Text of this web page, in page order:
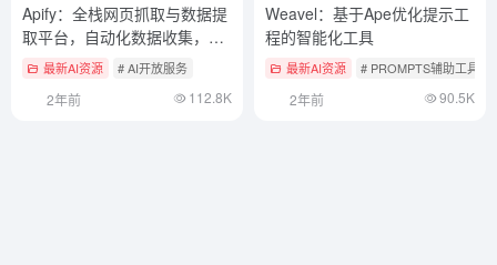
Apify：全栈网页抓取与数据提
取平台，自动化数据收集，构
建自定义爬虫，集成多种API
最新AI资源 # AI开放服务
2年前 112.8K
Weavel：基于Ape优化提示工
程的智能化工具
最新AI资源 # PROMPTS辅助工具
2年前 90.5K